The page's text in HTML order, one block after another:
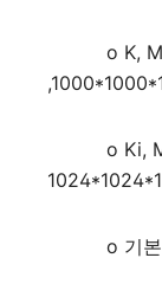
o K, M, G
o Ki, Mi,
o 기본